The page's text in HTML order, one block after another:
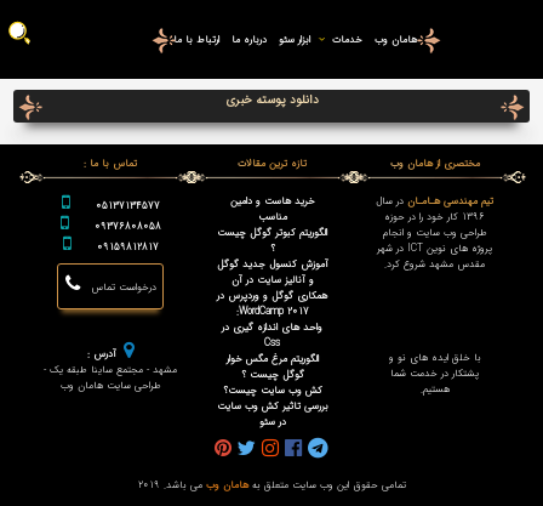
هامان وب خدمات ابزار سئو درباره ما ارتباط با ما
دانلود پوسته خبری
مختصری از هامان وب
تیم مهندسی هـامـان در سال
1396 کار خود را در حوزه
طراحی وب سایت و انجام
پروژه های نوین ICT در شهر
مقدس مشهد شروع کرد.
با خلق ایده های نو و
پشتکار در خدمت شما
هستیم.
تازه ترین مقالات
خرید هاست و دامین
مناسب
الگوریتم کبوتر گوگل چیست
؟
آموزش کنسول جدید گوگل
و آنالیز سایت در آن
همکاری گوگل و وردپرس در
WordCamp 2017:
واحد های اندازه گیری در
Css
الگوریتم مرغ مگس خوار
گوگل چیست ؟
کش وب سایت چیست؟
بررسی تاثیر کش وب سایت
در سئو
تماس با ما :
05137134577
09376808058
09159812817
درخواست تماس
آدرس :
مشهد - مجتمع ساینا طبقه یک -
طراحی سایت هامان وب
تمامی حقوق این وب سایت متعلق بههامان وب می باشد. 2019